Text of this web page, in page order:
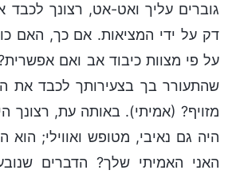
גוברים עליך ואט-אט, רצונך
דק על ידי המציאות. אם כך, האם
על פי מצוות כיבוד אב ואם
שהתעורר בך בצעירותך לכבד את
מזויף? (אמיתי). באותה עת, רצונך
היה גם נאיבי, מטופש ואווילי; הוא
האני האמיתי שלך? הדברים